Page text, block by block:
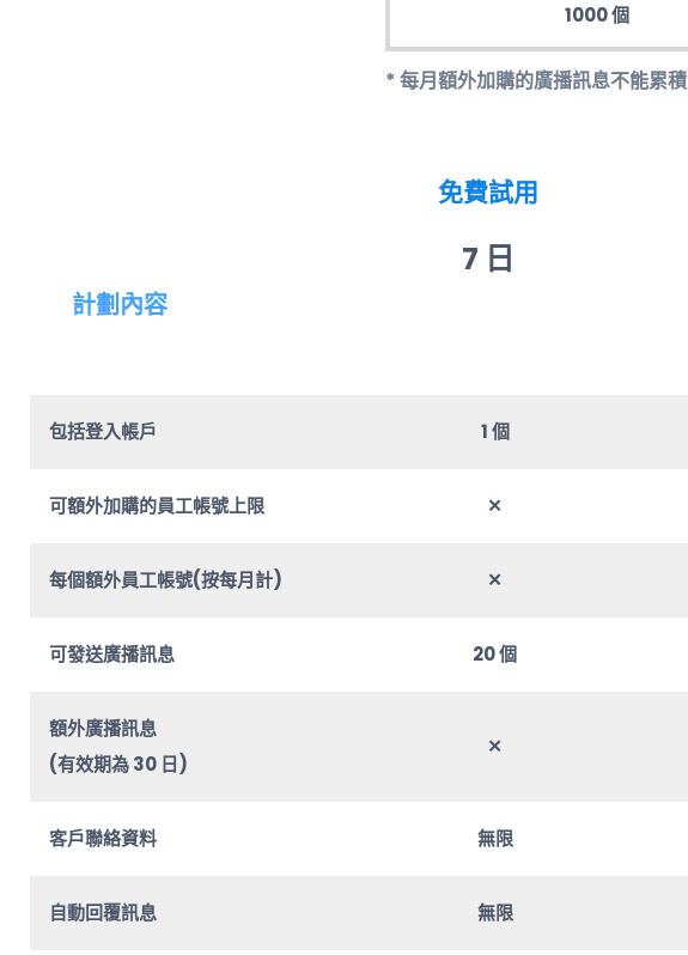
1000 個
* 每月額外加購的廣播訊息不能累積
免費試用
7 日
計劃內容
包括登入帳戶 1 個
可額外加購的員工帳號上限 ✕
每個額外員工帳號(按每月計) ✕
可發送廣播訊息 20 個
額外廣播訊息
(有效期為 30 日)
✕
客戶聯絡資料 無限
自動回覆訊息 無限